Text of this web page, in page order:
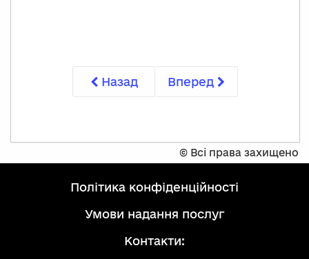
Назад Вперед
© Всі права захищено
політика конфіденційності
умови надання послуг
Контакти: